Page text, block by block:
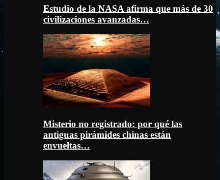
Estudio de la NASA afirma que más de 30
civilizaciones avanzadas…
Misterio no registrado: por qué las
antiguas pirámides chinas están
envueltas…